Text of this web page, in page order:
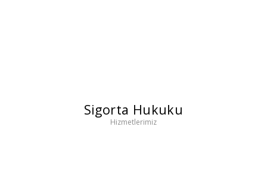
Sigorta Hukuku
Hizmetlerimiz